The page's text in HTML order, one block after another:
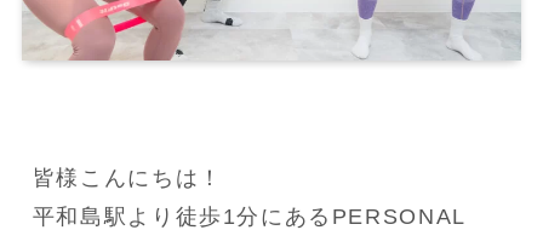
皆様こんにちは！
平和島駅より徒歩1分にあるPERSONAL